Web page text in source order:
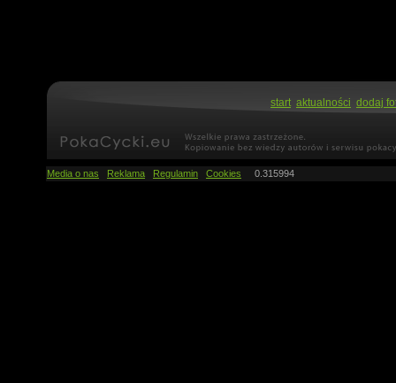
start aktualności dodaj
Media o nas Reklama Regulamin Cookies 0.315994